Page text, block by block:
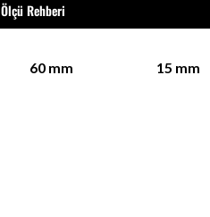
Ölçü Rehberi
60 mm 15 mm